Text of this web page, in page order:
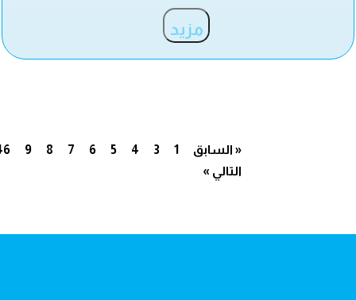
مزيد
« السابق 1
3
4
5
6
7
8
9
التالي »